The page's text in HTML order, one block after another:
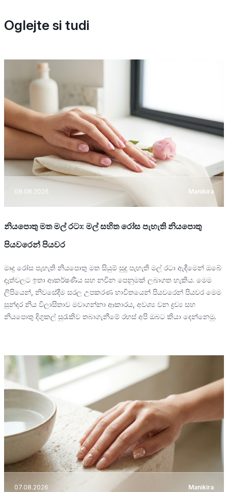
Oglejte si tudi
08.08.2026 Manikira
නියපොතු මත මල් රටා: මල් සහිත රෝස පැහැති නියපොතු
පියවරෙන් පියවර
මෘදු රෝස පැහැති නියපොතු මත සියුම් සුදු පැහැති මල් රටා ඇඳීමෙන් ඔබේ
දෑත්වලට ඉතා ආකර්ෂණීය සහ නවීන පෙනුමක් ලබාගත හැකිය. මෙම
ලිපියෙන්, නිවසේදීම සරල උපකරණ භාවිතයෙන් පියවරෙන් පියවර මෙම
සුන්දර නිය විලාසිතාව මවාගන්නා ආකාරය, අවශ්‍ය වන ද්‍රව්‍ය සහ
නියපොතු දිගුකල් සුරැකිව තබාගැනීමේ රහස් අපි ඔබට කියා දෙන්නෙමු.
07.08.2026 Manikira